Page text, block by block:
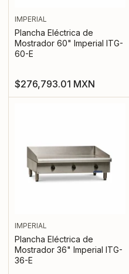
IMPERIAL
Plancha Eléctrica de
Mostrador 60" Imperial ITG-
60-E
Precio
regular
$276,793.01 MXN
IMPERIAL
Plancha Eléctrica de
Mostrador 36" Imperial ITG-
36-E